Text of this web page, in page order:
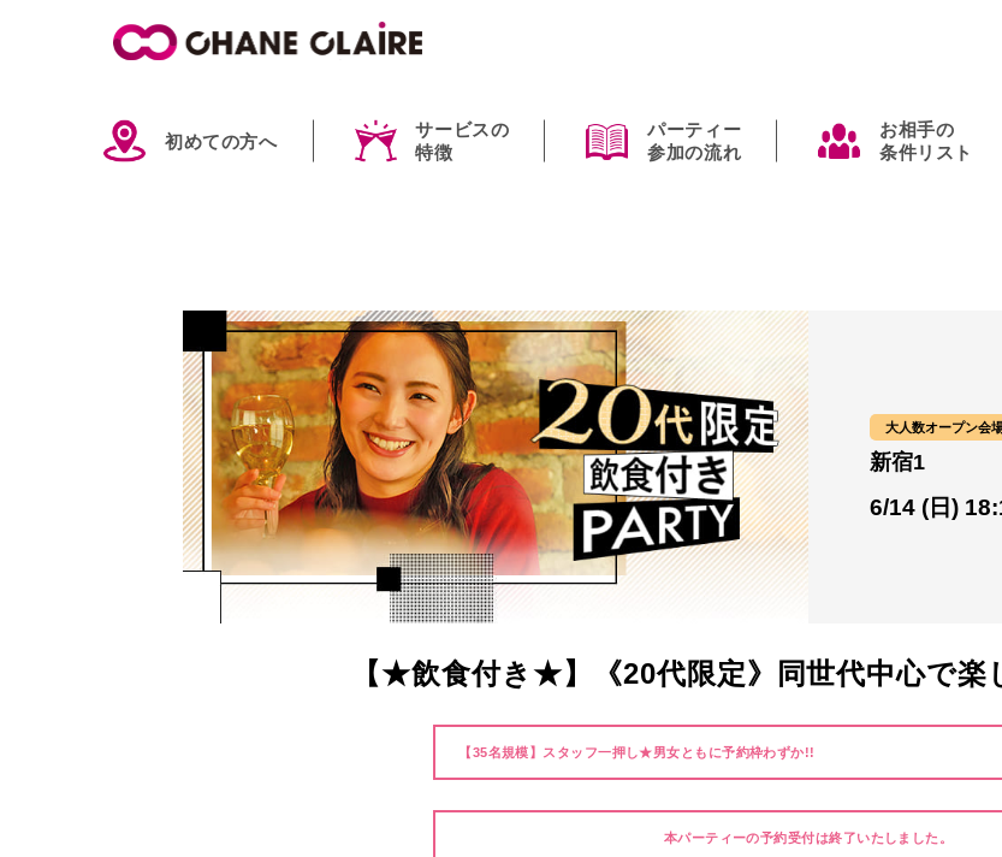
初めての方へ
サービスの
特徴
パーティー
参加の流れ
お相手の
条件リスト
6/14 (日)
大人数オープン会
新宿1
【★飲食付き★】《20代限定》同世代中心で楽
【35名規模】スタッフ一押し★男女ともに予約枠わずか!!
本パーティーの予約受付は終了いたしました。